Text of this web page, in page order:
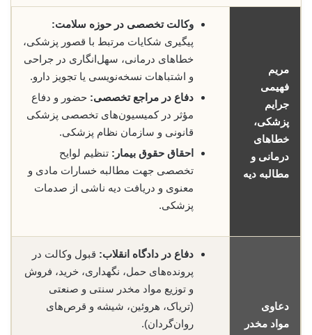
مریم
فهیمی
جرایم
پزشکی،
خطاهای
درمانی و
مطالبه دیه
وکالت تخصصی در حوزه سلامت:
پیگیری شکایات مرتبط با قصور پزشکی،
خطاهای درمانی، سهل‌انگاری در جراحی
و اشتباهات نسخه‌نویسی یا تجویز دارو.
دفاع در مراجع تخصصی: حضور و دفاع
مؤثر در کمیسیون‌های تخصصی پزشکی
قانونی و سازمان نظام پزشکی.
احقاق حقوق بیمار: تنظیم لوایح
تخصصی جهت مطالبه خسارات مادی و
معنوی و دریافت دیه ناشی از صدمات
پزشکی.
دعاوی
مواد مخدر
دفاع در دادگاه انقلاب: قبول وکالت در
پرونده‌های حمل، نگهداری، خرید، فروش
و توزیع مواد مخدر سنتی و صنعتی
(تریاک، هروئین، شیشه و قرص‌های
روان‌گردان).